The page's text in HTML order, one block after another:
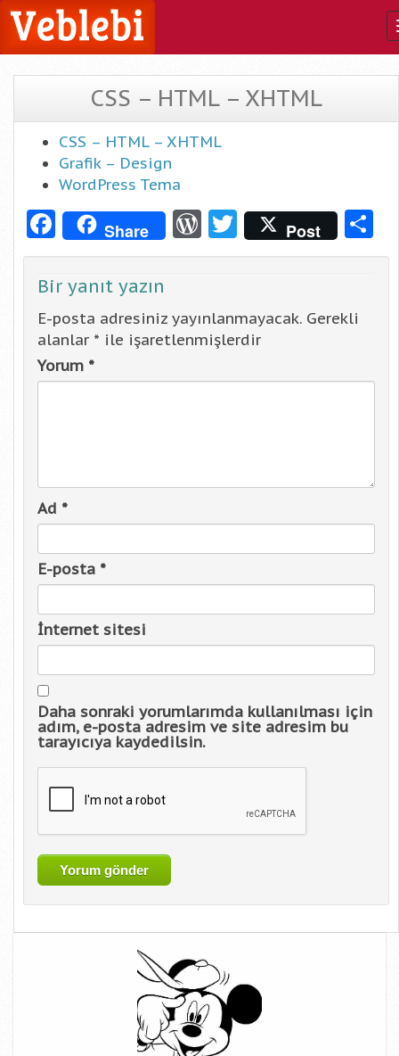
CSS – HTML – XHTML
CSS – HTML – XHTML
Grafik – Design
WordPress Tema
Facebook
Share WordPress
Twitter
Post
Bir yanıt yazın
E-posta adresiniz yayınlanmayacak. Gerekli
alanlar * ile işaretlenmişlerdir
Yorum *
Ad *
E-posta *
İnternet sitesi
Daha sonraki yorumlarımda kullanılması için
adım, e-posta adresim ve site adresim bu
tarayıcıya kaydedilsin.